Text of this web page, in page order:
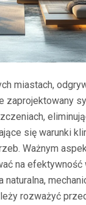
miastach,
zaprojektowany
się warunki
Ważnym
na
rozważyć